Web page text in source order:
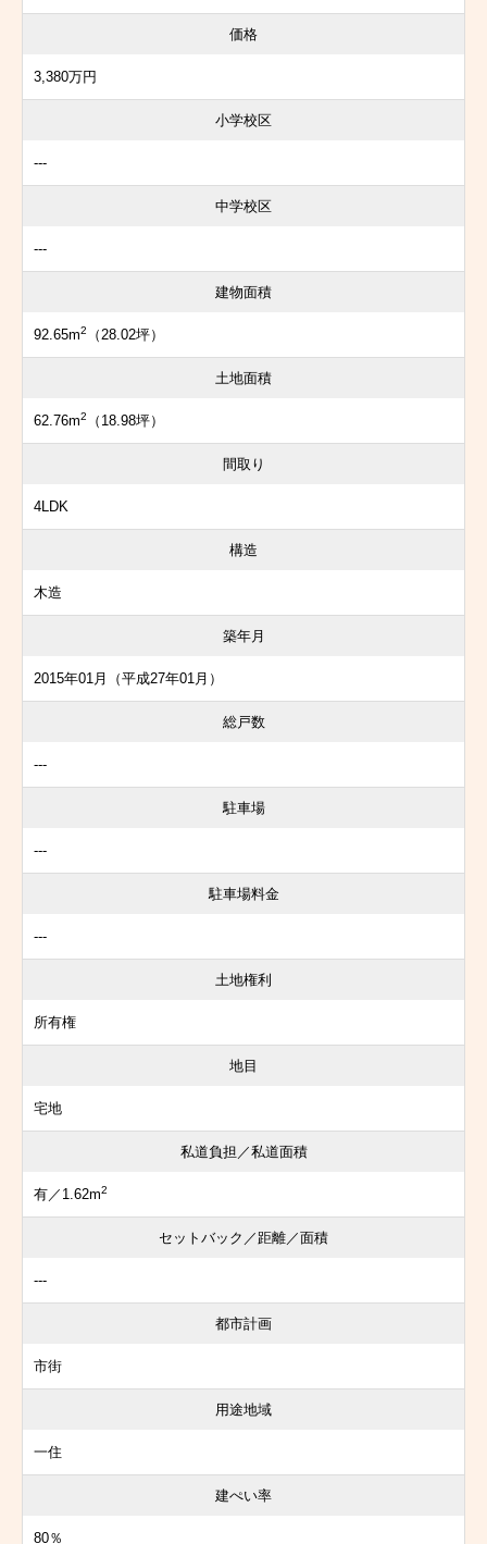
価格
3,380万円
小学校区
---
中学校区
---
建物面積
92.65m2 （28.02坪）
土地面積
62.76m2 （18.98坪）
間取り
4LDK
構造
木造
築年月
2015年01月（平成27年01月）
総戸数
---
駐車場
---
駐車場料金
---
土地権利
所有権
地目
宅地
私道負担／私道面積
有／1.62m2
セットバック／距離／面積
---
都市計画
市街
用途地域
一住
建ぺい率
80％